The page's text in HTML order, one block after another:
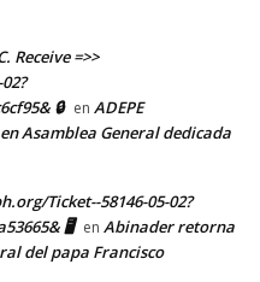
Receive =>>
🔒 en ADEPE
Asamblea General dedicada
Ticket--58146-05-02?
🖥 en Abinader retorna
del papa Francisco